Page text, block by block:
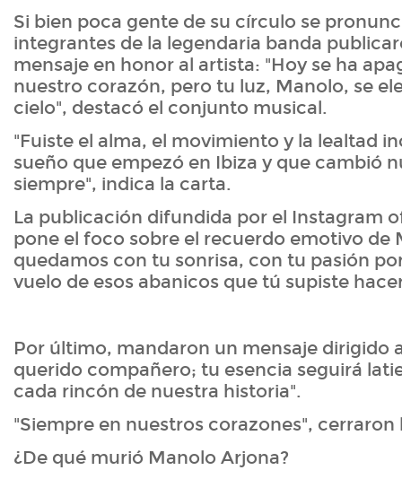
Si bien poca gente de su círculo se
integrantes de la legendaria banda
mensaje en honor al artista: "Hoy se ha
nuestro corazón, pero tu luz, Manolo, se
cielo", destacó el conjunto musical.
"Fuiste el alma, el movimiento y la lealtad
sueño que empezó en Ibiza y que cambió
siempre", indica la carta.
La publicación difundida por el Instagram
pone el foco sobre el recuerdo emotivo de
quedamos con tu sonrisa, con tu pasión
vuelo de esos abanicos que tú supiste
Por último, mandaron un mensaje dirigido
querido compañero; tu esencia seguirá
cada rincón de nuestra historia".
"Siempre en nuestros corazones",
¿De qué murió Manolo Arjona?